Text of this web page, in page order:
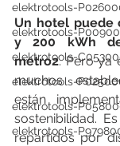
elektrotools-
elektrotools-
elektrotools-
elektrotools-
elektrotools-
elektrotools-
Un hotel puede
y 200 kWh
metro2. Pero ya
muchos
están
sostenibilidad.
repartidos por